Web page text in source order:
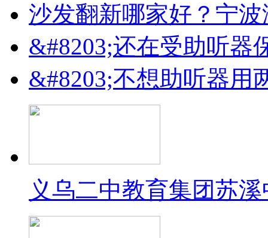
沙发翻新哪家好？宁
&#8203;还在受助听器
&#8203;不想助听器用
义乌二中教育集团苏